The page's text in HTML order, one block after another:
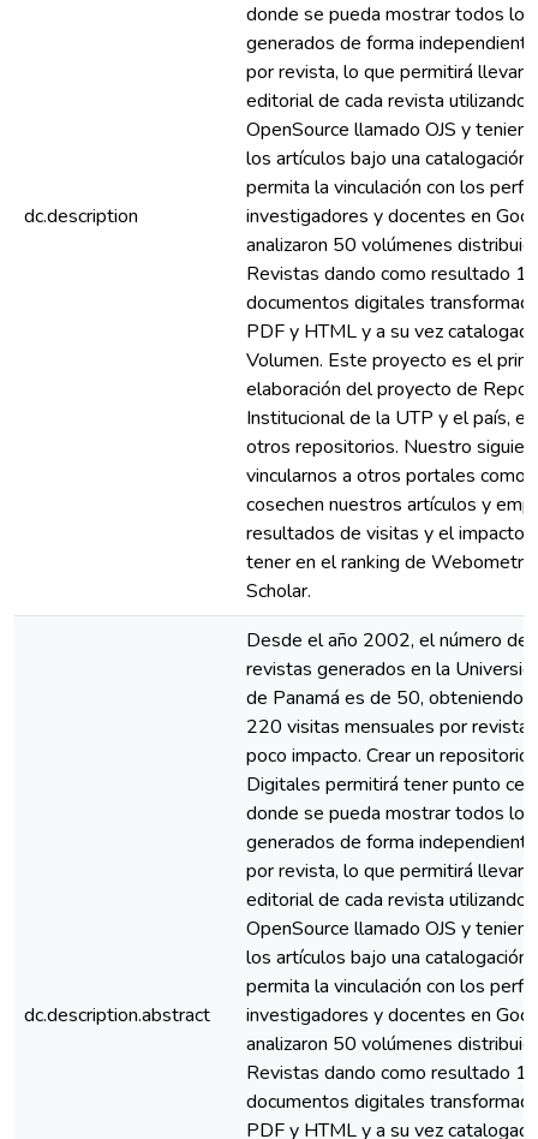
dc.description
donde se pueda mostrar todos
generados de forma
por revista, lo que permitirá llevar
editorial de cada revista utilizando
OpenSource llamado OJS y
los artículos bajo una catalogación
permita la vinculación con los
investigadores y docentes en
analizaron 50 volúmenes
Revistas dando como resultado
documentos digitales
PDF y HTML y a su vez
Volumen. Este proyecto es el
elaboración del proyecto de
Institucional de la UTP y el país, el
otros repositorios. Nuestro
vincularnos a otros portales como
cosechen nuestros artículos y
resultados de visitas y el impacto
tener en el ranking de
Scholar.
dc.description.abstract
Desde el año 2002, el número de
revistas generados en la
de Panamá es de 50, obteniendo
220 visitas mensuales por
poco impacto. Crear un
Digitales permitirá tener punto
donde se pueda mostrar todos
generados de forma
por revista, lo que permitirá llevar
editorial de cada revista utilizando
OpenSource llamado OJS y
los artículos bajo una catalogación
permita la vinculación con los
investigadores y docentes en
analizaron 50 volúmenes
Revistas dando como resultado
documentos digitales
PDF y HTML y a su vez